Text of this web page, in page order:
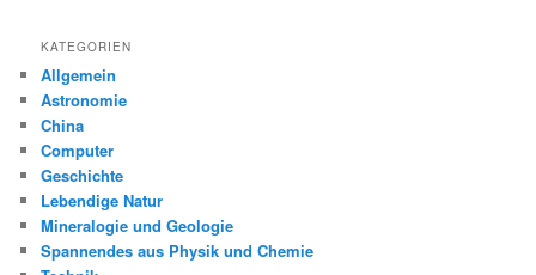
KATEGORIEN
Allgemein
Astronomie
China
Computer
Geschichte
Lebendige Natur
Mineralogie und Geologie
Spannendes aus Physik und Chemie